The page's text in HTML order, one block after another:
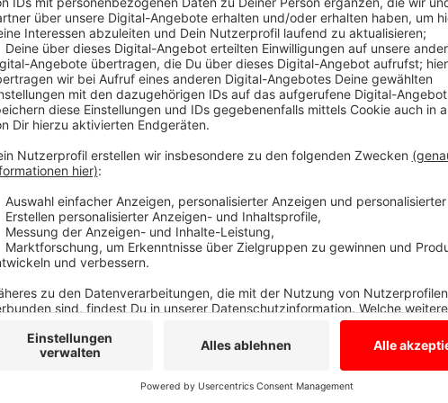
Wir versüßen dir jeden Morgen den Tag mit unseren
Heute sind die auch noch lecker.
Anzeige
Daily Good News - 4.8.2020
Anzeige